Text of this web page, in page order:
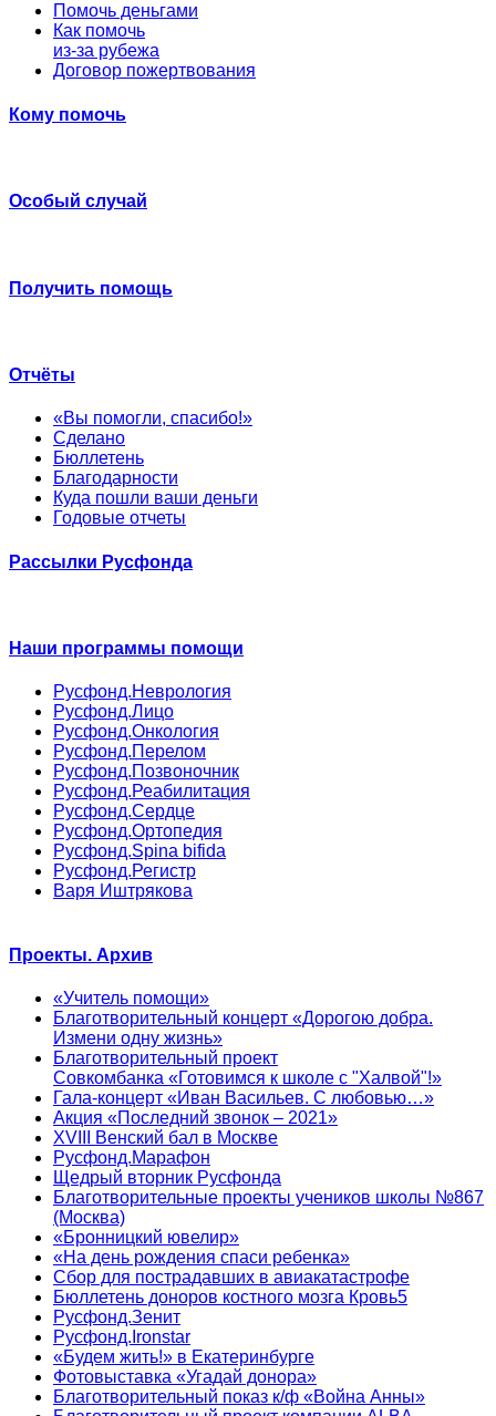
Помочь деньгами
Как помочь
из-за рубежа
Договор пожертвования
Кому помочь
Особый случай
Получить помощь
Отчёты
«Вы помогли, спасибо!»
Сделано
Бюллетень
Благодарности
Куда пошли ваши деньги
Годовые отчеты
Рассылки Русфонда
Наши программы помощи
Русфонд.Неврология
Русфонд.Лицо
Русфонд.Онкология
Русфонд.Перелом
Русфонд.Позвоночник
Русфонд.Реабилитация
Русфонд.Сердце
Русфонд.Ортопедия
Русфонд.Spina bifida
Русфонд.Регистр
Варя Иштрякова
Проекты. Архив
«Учитель помощи»
Благотворительный концерт «Дорогою добра.
Измени одну жизнь»
Благотворительный проект
Совкомбанка «Готовимся к школе с "Халвой"!»
Гала-концерт «Иван Васильев. С любовью…»
Акция «Последний звонок – 2021»
XVIII Венский бал в Москве
Русфонд.Марафон
Щедрый вторник Русфонда
Благотворительные проекты учеников школы №867
(Москва)
«Бронницкий ювелир»
«На день рождения спаси ребенка»
Сбор для пострадавших в авиакатастрофе
Бюллетень доноров костного мозга Кровь5
Русфонд.Зенит
Русфонд.Ironstar
«Будем жить!» в Екатеринбурге
Фотовыставка «Угадай донора»
Благотворительный показ к/ф «Война Анны»